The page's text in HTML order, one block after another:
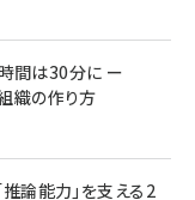
間は30分に ー
織の作り方
論能力」を支える2